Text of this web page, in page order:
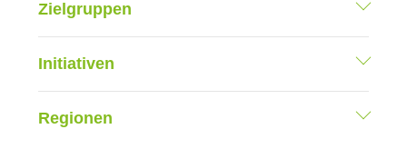
Zielgruppen
Initiativen
Regionen